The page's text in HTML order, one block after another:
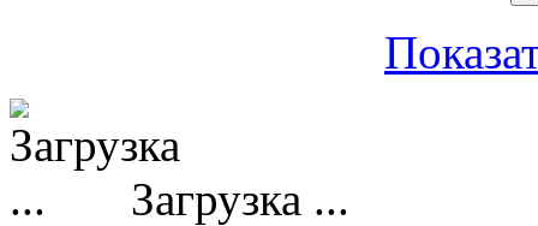
Загрузка ...